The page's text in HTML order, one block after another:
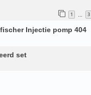
1 … 3
Injectie pomp 404
set